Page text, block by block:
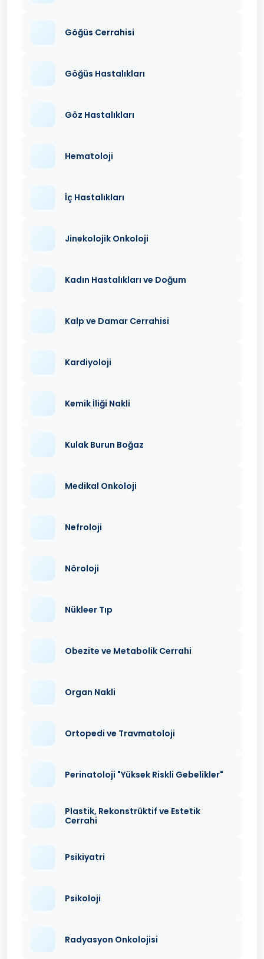
Göğüs Cerrahisi
Göğüs Hastalıkları
Göz Hastalıkları
Hematoloji
İç Hastalıkları
Jinekolojik Onkoloji
Kadın Hastalıkları ve Doğum
Kalp ve Damar Cerrahisi
Kardiyoloji
Kemik İliği Nakli
Kulak Burun Boğaz
Medikal Onkoloji
Nefroloji
Nöroloji
Nükleer Tıp
Obezite ve Metabolik Cerrahi
Organ Nakli
Ortopedi ve Travmatoloji
Perinatoloji "Yüksek Riskli Gebelikler"
Plastik, Rekonstrüktif ve Estetik
Cerrahi
Psikiyatri
Psikoloji
Radyasyon Onkolojisi